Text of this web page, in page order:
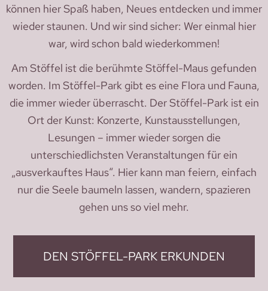
können hier Spaß haben, Neues entdecken und immer
wieder staunen. Und wir sind sicher: Wer einmal hier
war, wird schon bald wiederkommen!
Am Stöffel ist die berühmte Stöffel-Maus gefunden
worden. Im Stöffel-Park gibt es eine Flora und Fauna,
die immer wieder überrascht. Der Stöffel-Park ist ein
Ort der Kunst: Konzerte, Kunstausstellungen,
Lesungen – immer wieder sorgen die
unterschiedlichsten Veranstaltungen für ein
„ausverkauftes Haus“. Hier kann man feiern, einfach
nur die Seele baumeln lassen, wandern, spazieren
gehen uns so viel mehr.
DEN STÖFFEL-PARK ERKUNDEN